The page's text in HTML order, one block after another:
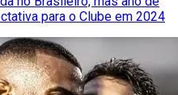
para o Clube em 2024